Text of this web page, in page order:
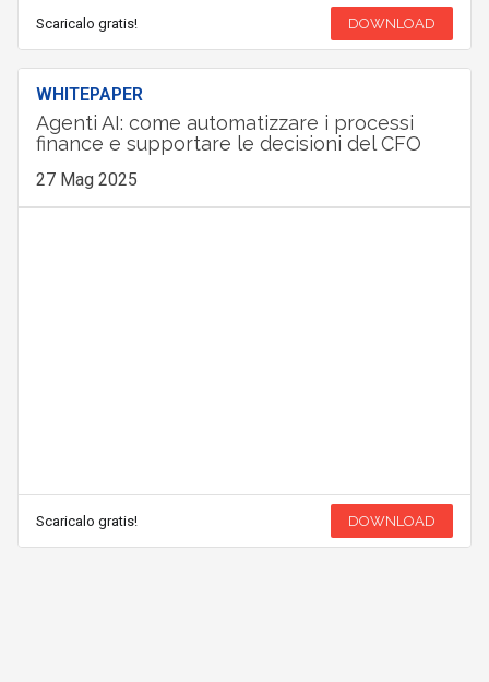
Scaricalo gratis! DOWNLOAD
WHITEPAPER
Agenti AI: come automatizzare i processi
finance e supportare le decisioni del CFO
27 Mag 2025
Scaricalo gratis! DOWNLOAD